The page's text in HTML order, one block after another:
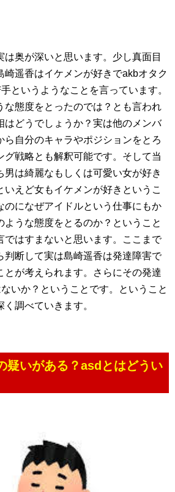
は奥が深いと思います。少し真面目
崎遥香はイケメンが好きでakbオタク
というようなことを言っています。
な態度をとったのでは？とも言われ
はどうでしょうか？実は他のメンバ
ら自分のキャラやポジションをとろ
グ戦略とも解釈可能です。そして当
男は綺麗なもしくは可愛い女が好き
いえど女もイケメンが好きというこ
のになぜアイドルという仕事にもか
ような態度をとるのか？ということ
ではすまないと思います。ここまで
判断して実は島崎遥香は発達障害で
とが考えられます。さらにその発達
いか？ということです。ということ
調べていきます。
疑いがある？asdとはどうい